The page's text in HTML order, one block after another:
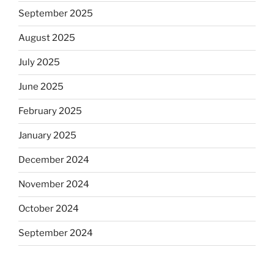
September 2025
August 2025
July 2025
June 2025
February 2025
January 2025
December 2024
November 2024
October 2024
September 2024